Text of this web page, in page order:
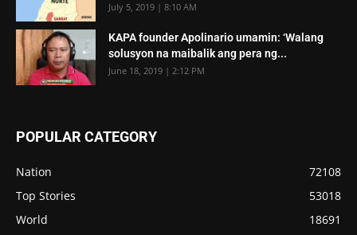
July 5, 2019 | 8:10 AM
KAPA founder Apolinario umamin: ‘Walang
solusyon na maibalik ang pera ng...
June 18, 2019 | 2:12 PM
POPULAR CATEGORY
Nation
72108
Top Stories
53018
World
18691